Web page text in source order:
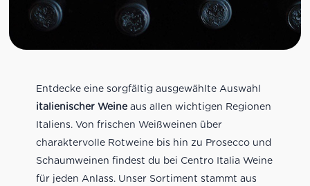
Entdecke eine sorgfältig ausgewählte Auswahl
italienischer Weineaus allen wichtigen Regionen
Italiens. Von frischen Weißweinen über
charaktervolle Rotweine bis hin zu Prosecco und
Schaumweinen findest du bei Centro Italia Weine
für jeden Anlass. Unser Sortiment stammt aus